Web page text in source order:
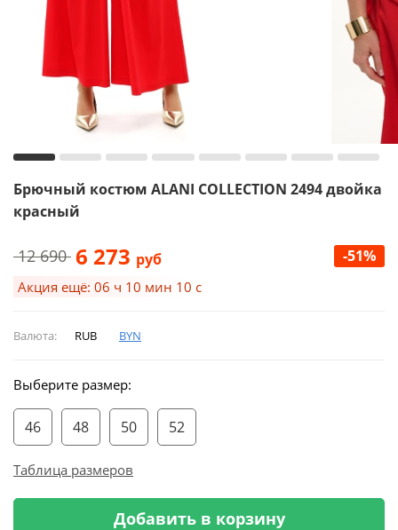
Брючный костюм ALANI COLLECTION 2494 двойка
красный
12 690 6 273 руб -51%
Акция ещё: 06 ч 10 мин 10 с
Валюта: RUB BYN
Выберите размер:
46 48 50 52
Таблица размеров
Добавить в корзину